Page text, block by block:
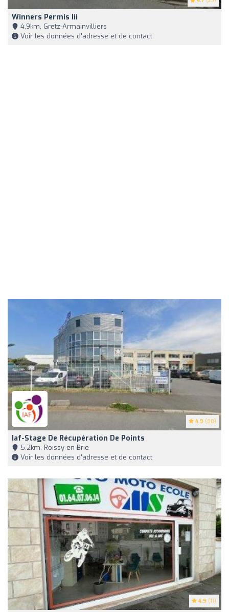
Winners Permis Iii
4,9km, Gretz-Armainvilliers
Voir les données d'adresse et de contact
4.9 (88)
Iaf-Stage De Récupération De Points
5,2km, Roissy-en-Brie
Voir les données d'adresse et de contact
4.9 (11)